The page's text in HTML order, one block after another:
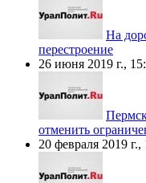
На
перестроение
26 июня 2019 г.,
отменить
20 февраля 2019 г.,